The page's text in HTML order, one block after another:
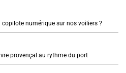
numérique sur nos voiliers ?
provençal au rythme du port